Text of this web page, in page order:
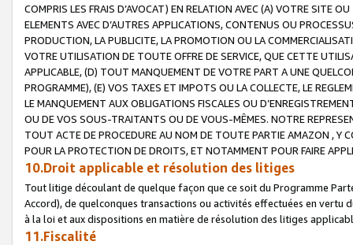
COMPRIS LES FRAIS D’AVOCAT) EN RELATION AVEC (A) VOTRE SITE
ELEMENTS AVEC D’AUTRES APPLICATIONS, CONTENUS OU
PRODUCTION, LA PUBLICITE, LA PROMOTION OU LA
VOTRE UTILISATION DE TOUTE OFFRE DE SERVICE, QUE CETTE
APPLICABLE, (D) TOUT MANQUEMENT DE VOTRE PART A UNE
PROGRAMME), (E) VOS TAXES ET IMPOTS OU LA COLLECTE, LE
LE MANQUEMENT AUX OBLIGATIONS FISCALES OU
OU DE VOS SOUS-TRAITANTS OU DE VOUS-MÊMES. NOTRE
TOUT ACTE DE PROCEDURE AU NOM DE TOUTE PARTIE AMAZON , Y
POUR LA PROTECTION DE DROITS, ET NOTAMMENT POUR FAIRE
10.Droit applicable et résolution des litiges
Tout litige découlant de quelque façon que ce soit du Programme
Accord), de quelconques transactions ou activités effectuées en vertu
à la loi et aux dispositions en matière de résolution des litiges
11.Fiscalité